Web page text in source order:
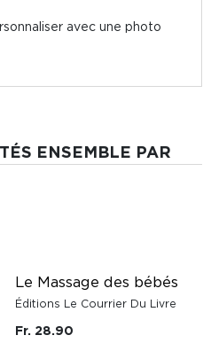
avec une photo
ENSEMBLE PAR
Le Massage des bébés
Éditions Le Courrier Du Livre
Fr. 28.90